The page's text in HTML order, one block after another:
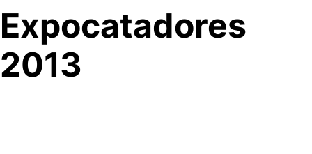
Expocatadores
2013